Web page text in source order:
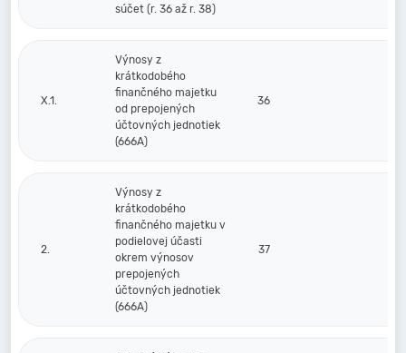
súčet (r. 36 až r. 38)
X.1.
Výnosy z
krátkodobého
finančného majetku
od prepojených
účtovných jednotiek
(666A)
36
2.
Výnosy z
krátkodobého
finančného majetku v
podielovej účasti
okrem výnosov
prepojených
účtovných jednotiek
(666A)
37